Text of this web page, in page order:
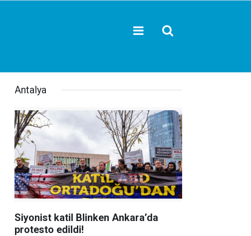
Antalya
Siyonist katil Blinken Ankara’da
protesto edildi!